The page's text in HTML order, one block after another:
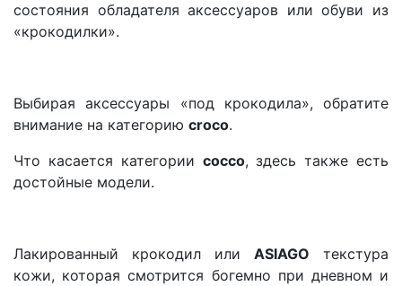
состояния обладателя аксессуаров или обуви из
«крокодилки».
Выбирая аксессуары «под крокодила», обратите
внимание на категорию croco.
Что касается категории соссo, здесь также есть
достойные модели.
Лакированный крокодил или ASIAGO текстура
кожи, которая смотрится богемно при дневном и